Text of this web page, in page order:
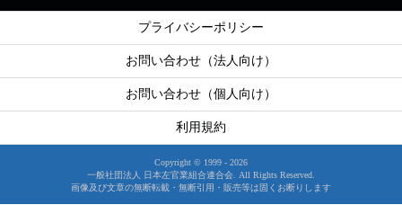
プライバシーポリシー
お問い合わせ（法人向け）
お問い合わせ（個人向け）
利用規約
Copyright © 1999 - 2026
一般社団法人 日本左官業組合連合会. All Rights Reserved.
画像及び文章の無断転載・無断引用・販売等は固くお断りします